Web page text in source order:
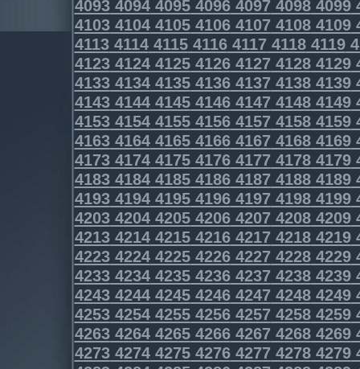
4093409440954096409740984099
4103410441054106410741084109
4113411441154116411741184119
4123412441254126412741284129
4133413441354136413741384139
4143414441454146414741484149
4153415441554156415741584159
4163416441654166416741684169
4173417441754176417741784179
4183418441854186418741884189
4193419441954196419741984199
4203420442054206420742084209
4213421442154216421742184219
4223422442254226422742284229
4233423442354236423742384239
4243424442454246424742484249
4253425442554256425742584259
4263426442654266426742684269
4273427442754276427742784279